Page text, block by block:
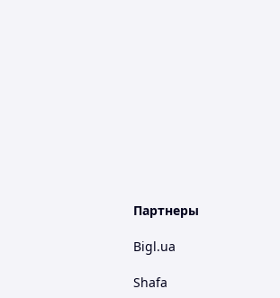
Партнеры
Bigl.ua
Shafa